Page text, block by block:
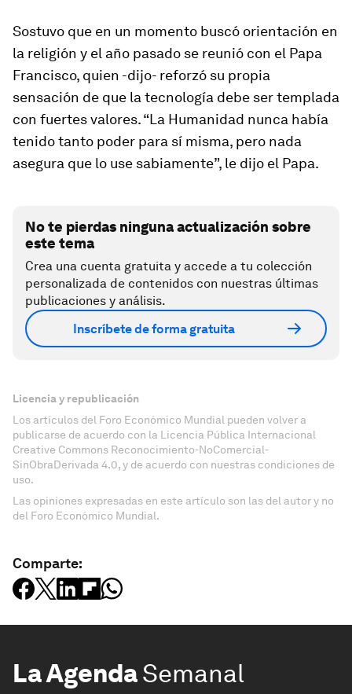
Sostuvo que en un momento buscó orientación en
la religión y el año pasado se reunió con el Papa
Francisco, quien -dijo- reforzó su propia
sensación de que la tecnología debe ser templada
con fuertes valores. “La Humanidad nunca había
tenido tanto poder para sí misma, pero nada
asegura que lo use sabiamente”, le dijo el Papa.
No te pierdas ninguna actualización sobre
este tema
Crea una cuenta gratuita y accede a tu colección
personalizada de contenidos con nuestras últimas
publicaciones y análisis.
Inscríbete de forma gratuita
Licencia y republicación
Los artículos del Foro Económico Mundial pueden volver a
publicarse de acuerdo con la Licencia Pública Internacional
Creative Commons Reconocimiento-NoComercial-
SinObraDerivada 4.0, y de acuerdo con nuestras condiciones de
uso.
Las opiniones expresadas en este artículo son las del autor y no
del Foro Económico Mundial.
Comparte:
La AgendaSemanal